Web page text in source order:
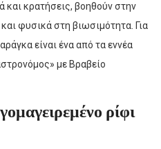
και κρατήσεις, βοηθούν στην
φυσικά στη βιωσιμότητα. Για
είναι ένα από τα εννέα
με Βραβείο
ρίφι